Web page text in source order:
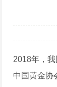
2018年，
中国黄金协